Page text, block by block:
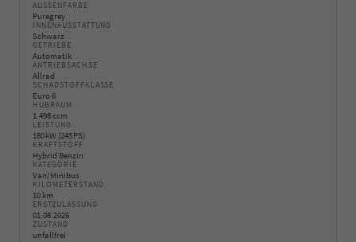
AUSSENFARBE
Puregrey
INNENAUSSTATTUNG
Schwarz
GETRIEBE
Automatik
ANTRIEBSACHSE
Allrad
SCHADSTOFFKLASSE
Euro 6
HUBRAUM
1.498 ccm
LEISTUNG
180 kW (245 PS)
KRAFTSTOFF
Hybrid Benzin
KATEGORIE
Van/Minibus
KILOMETERSTAND
10 km
ERSTZULASSUNG
01.08.2026
ZUSTAND
unfallfrei